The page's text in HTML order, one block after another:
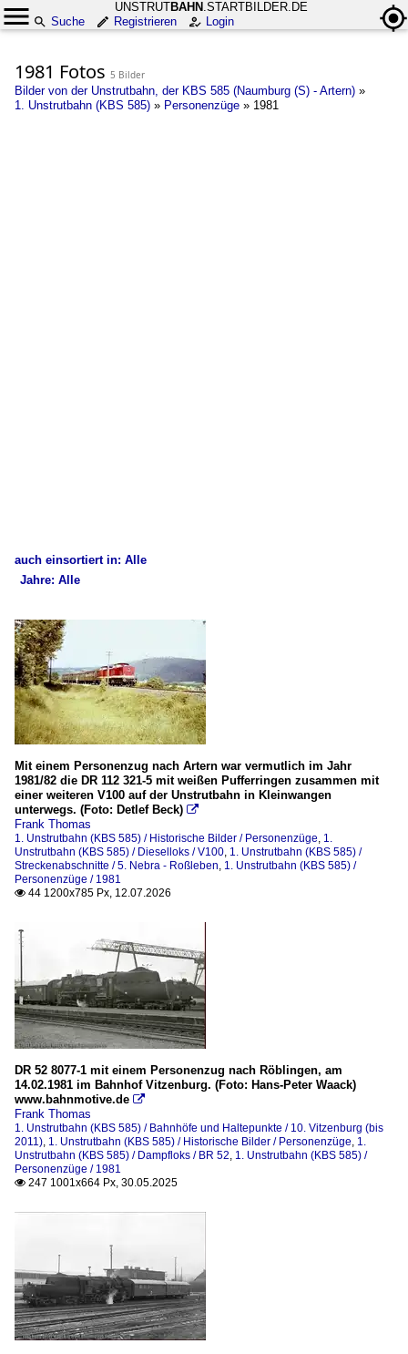
UNSTRUTBAHN .STARTBILDER.DE
Suche
Registrieren Login
1981 Fotos 5 Bilder
Bilder von der Unstrutbahn, der KBS 585 (Naumburg (S) - Artern) »
1. Unstrutbahn (KBS 585) » Personenzüge » 1981
auch einsortiert in: Alle
1. Unstrutbahn (KBS 585)
Bahnhöfe und Haltepunkte
10. Vitzenburg (bis 2011)
Dampfloks
BR 52
Dieselloks
V100
Historische Bilder
Personenzüge
Streckenabschnitte
5. Nebra - Roßleben
Jahre: Alle
Alle Jahre
1980
1981
2010
2013
2020
2025
Mit einem Personenzug nach Artern war vermutlich im Jahr
1981/82 die DR 112 321-5 mit weißen Pufferringen zusammen mit
einer weiteren V100 auf der Unstrutbahn in Kleinwangen
unterwegs. (Foto: Detlef Beck) 
Frank Thomas
1. Unstrutbahn (KBS 585) / Historische Bilder / Personenzüge, 1.
Unstrutbahn (KBS 585) / Dieselloks / V100, 1. Unstrutbahn (KBS 585) /
Streckenabschnitte / 5. Nebra - Roßleben, 1. Unstrutbahn (KBS 585) /
Personenzüge / 1981
 44 1200x785 Px, 12.07.2026
DR 52 8077-1 mit einem Personenzug nach Röblingen, am
14.02.1981 im Bahnhof Vitzenburg. (Foto: Hans-Peter Waack)
www.bahnmotive.de 
Frank Thomas
1. Unstrutbahn (KBS 585) / Bahnhöfe und Haltepunkte / 10. Vitzenburg (bis
2011), 1. Unstrutbahn (KBS 585) / Historische Bilder / Personenzüge, 1.
Unstrutbahn (KBS 585) / Dampfloks / BR 52, 1. Unstrutbahn (KBS 585) /
Personenzüge / 1981
 247 1001x664 Px, 30.05.2025